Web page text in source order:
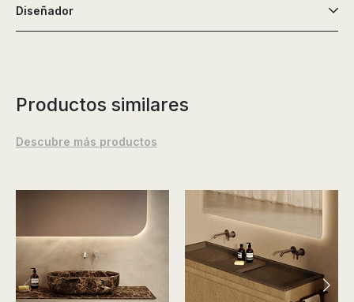
Diseñador
Productos similares
Descubre más productos